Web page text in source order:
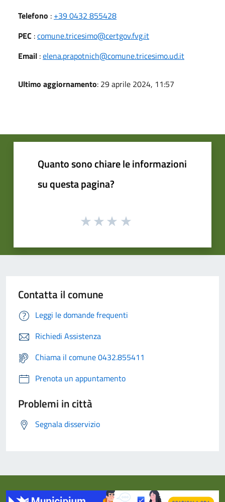
Telefono : +39 0432 855428
PEC :comune.tricesimo@certgov.fvg.it
Email :elena.prapotnich@comune.tricesimo.ud.it
Ultimo aggiornamento: 29 aprile 2024, 11:57
Quanto sono chiare le informazioni
su questa pagina?
Contatta il comune
Leggi le domande frequenti
Richiedi Assistenza
Chiama il comune 0432.855411
Prenota un appuntamento
Problemi in città
Segnala disservizio